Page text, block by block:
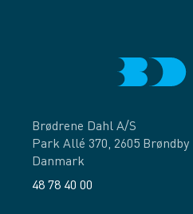
Brødrene Dahl A/S
Park Allé 370, 2605 Brøndby
Danmark
48 78 40 00